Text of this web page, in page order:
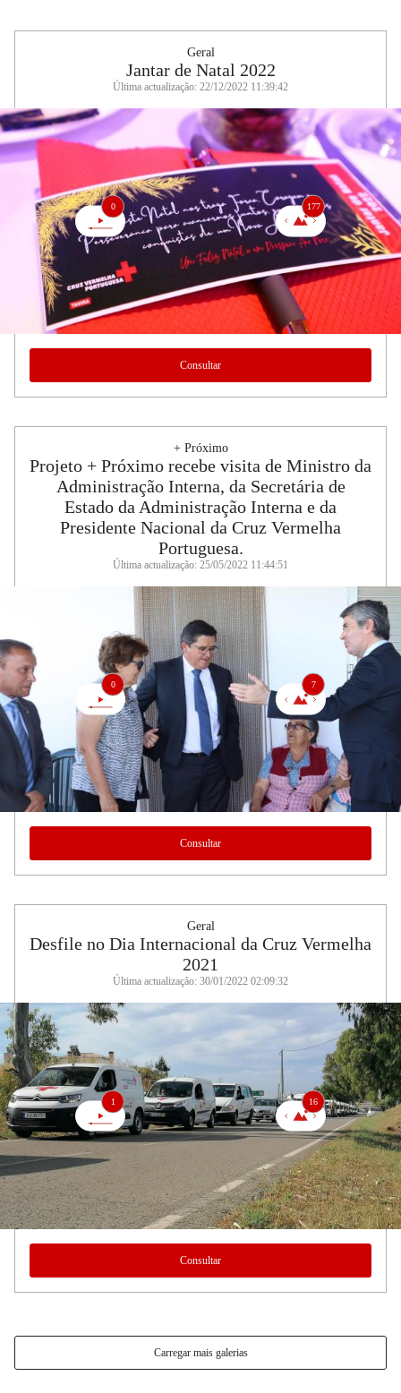
Geral
Jantar de Natal 2022
Última actualização: 22/12/2022 11:39:42
0 177
Consultar
+ Próximo
Projeto + Próximo recebe visita de Ministro da
Administração Interna, da Secretária de
Estado da Administração Interna e da
Presidente Nacional da Cruz Vermelha
Portuguesa.
Última actualização: 25/05/2022 11:44:51
0 7
Consultar
Geral
Desfile no Dia Internacional da Cruz Vermelha
2021
Última actualização: 30/01/2022 02:09:32
1 16
Consultar
Carregar mais galerias